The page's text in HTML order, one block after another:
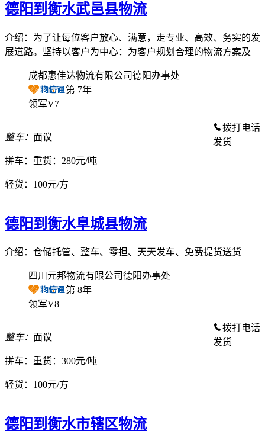
德阳到衡水武邑县物流
介绍：为了让每位客户放心、满意，走专业、高效、务实的发
展道路。坚持以客户为中心：为客户规划合理的物流方案及
成都惠佳达物流有限公司德阳办事处
第 7年
领军V7
整车： 面议
拼车： 重货：280元/吨
轻货： 100元/方
拨打电话
发货
德阳到衡水阜城县物流
介绍：仓储托管、整车、零担、天天发车、免费提货送货
四川元邦物流有限公司德阳办事处
第 8年
领军V8
整车： 面议
拼车： 重货：300元/吨
轻货： 100元/方
拨打电话
发货
德阳到衡水市辖区物流